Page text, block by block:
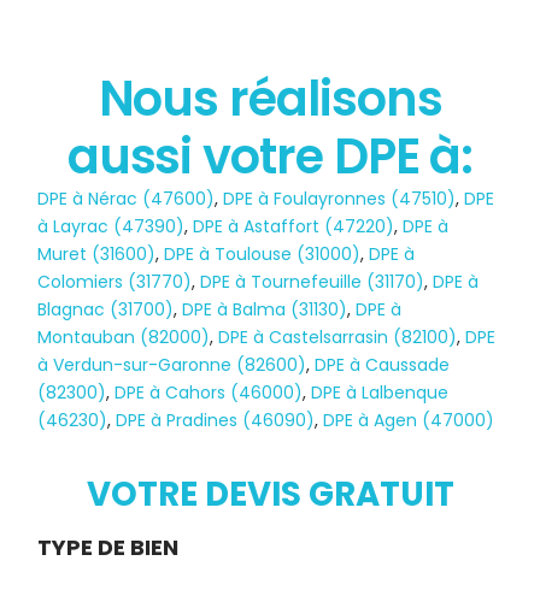
État des risques
POLLUTION
Nous réalisons
aussi votre DPE à:
DPE à Nérac (47600),DPE à Foulayronnes (47510),DPE
à Layrac (47390),DPE à Astaffort (47220),DPE à
Muret (31600),DPE à Toulouse (31000),DPE à
Colomiers (31770),DPE à Tournefeuille (31170),DPE à
Blagnac (31700),DPE à Balma (31130),DPE à
Montauban (82000),DPE à Castelsarrasin (82100),DPE
à Verdun-sur-Garonne (82600),DPE à Caussade
(82300),DPE à Cahors (46000),DPE à Lalbenque
(46230),DPE à Pradines (46090),DPE à Agen (47000)
VOTRE DEVIS GRATUIT
Demande
TYPE DE BIEN